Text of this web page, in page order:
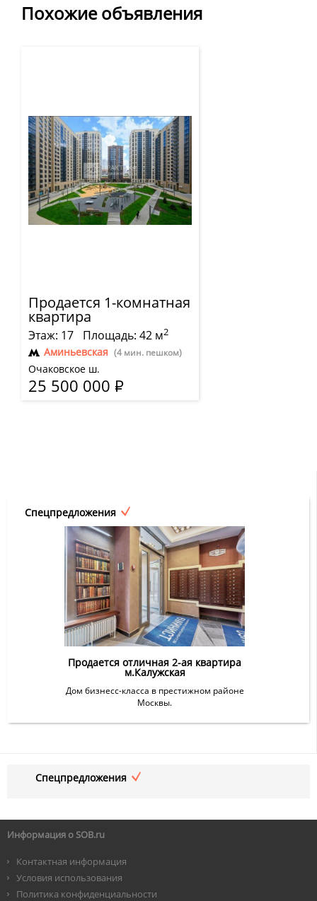
Похожие объявления
Продается 1-комнатная
квартира
Этаж: 17 Площадь: 42 м2
Аминьевская (4 мин. пешком)
Очаковское ш.
25 500 000 Р
Спецпредложения
Продается отличная 2-ая квартира
м.Калужская
Дом бизнесс-класса в престижном районе
Москвы.
Спецпредложения
Информация о SOB.ru
Контактная информация
Условия использования
Политика конфиденциальности